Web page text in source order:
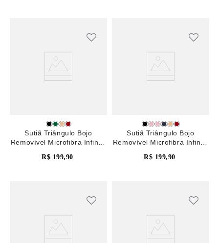
Sutiã Triângulo Bojo
Removível Microfibra Infinity
R$ 199,90
Sutiã Triângulo Bojo
Removível Microfibra Infinity
R$ 199,90